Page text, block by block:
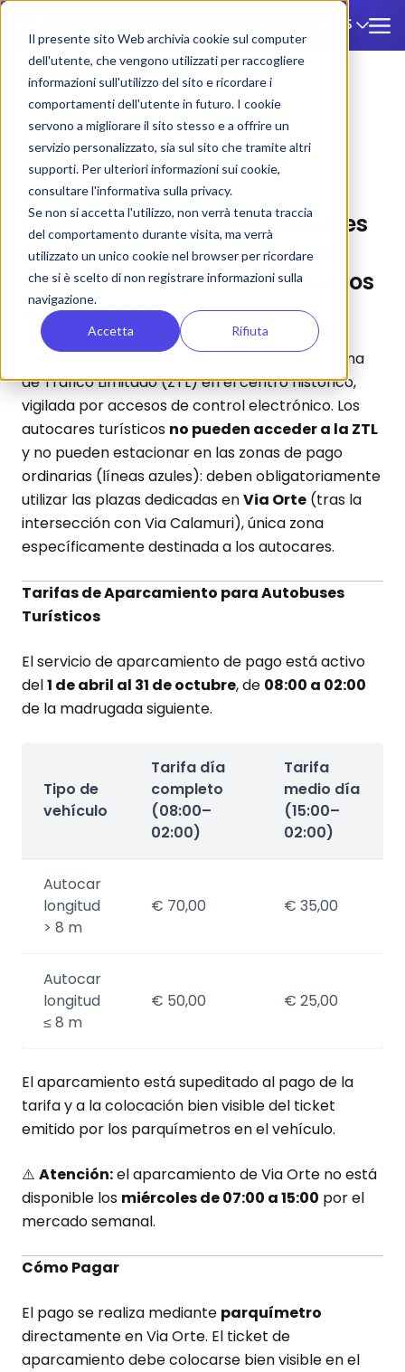
Il presente sito Web archivia cookie sul computer
dell'utente, che vengono utilizzati per raccogliere
informazioni sull'utilizzo del sito e ricordare i
comportamenti dell'utente in futuro. I cookie
servono a migliorare il sito stesso e a offrire un
servizio personalizzato, sia sul sito che tramite altri
supporti. Per ulteriori informazioni sui cookie,
consultare l'informativa sulla privacy.
Se non si accetta l'utilizzo, non verrà tenuta traccia
del comportamento durante visita, ma verrà
utilizzato un unico cookie nel browser per ricordare
che si è scelto di non registrare informazioni sulla
navigazione.
Accetta Rifiuta
ES
Otranto
Ortanto
Otranto (LE) — ZTL y
Aparcamiento para Autobuses
Turísticos: Guía Completa de
Tarifas, Zonas y Procedimientos
de Autorización
El Municipio de Otranto ha establecido una Zona
de Tráfico Limitado (ZTL) en el centro histórico,
vigilada por accesos de control electrónico. Los
autocares turísticos no pueden acceder a la ZTL
y no pueden estacionar en las zonas de pago
ordinarias (líneas azules): deben obligatoriamente
utilizar las plazas dedicadas enVia Orte (tras la
intersección con Via Calamuri), única zona
específicamente destinada a los autocares.
Tarifas de Aparcamiento para Autobuses
Turísticos
El servicio de aparcamiento de pago está activo
del1 de abril al 31 de octubre, de 08:00 a 02:00
de la madrugada siguiente.
Tipo de
vehículo
Tarifa día
completo
(08:00–
02:00)
Tarifa
medio día
(15:00–
02:00)
Autocar
longitud
> 8 m
€ 70,00 € 35,00
Autocar
longitud
≤ 8 m
€ 50,00 € 25,00
El aparcamiento está supeditado al pago de la
tarifa y a la colocación bien visible del ticket
emitido por los parquímetros en el vehículo.
⚠️ Atención:el aparcamiento de Via Orte no está
disponible los miércoles de 07:00 a 15:00 por el
mercado semanal.
Cómo Pagar
El pago se realiza mediante parquímetro
directamente en Via Orte. El ticket de
aparcamiento debe colocarse bien visible en el